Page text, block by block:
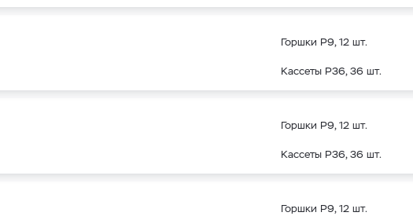
Горшки Р9, 12 шт.
Кассеты Р36, 36 шт.
Горшки Р9, 12 шт.
Кассеты Р36, 36 шт.
Горшки Р9, 12 шт.